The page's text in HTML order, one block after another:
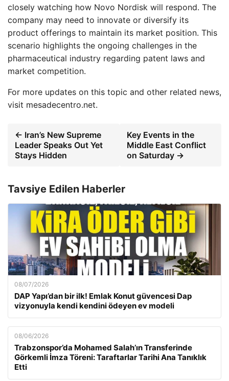
closely watching how Novo Nordisk will respond. The
company may need to innovate or diversify its
product offerings to maintain its market position. This
scenario highlights the ongoing challenges in the
pharmaceutical industry regarding patent laws and
market competition.
For more updates on this topic and other related news,
visit mesadecentro.net.
← Iran’s New Supreme
Leader Speaks Out Yet
Stays Hidden
Key Events in the
Middle East Conflict
on Saturday →
Tavsiye Edilen Haberler
08/07/2026
DAP Yapı’dan bir ilk! Emlak Konut güvencesi Dap
vizyonuyla kendi kendini ödeyen ev modeli
08/06/2026
Trabzonspor’da Mohamed Salah’ın Transferinde
Görkemli İmza Töreni: Taraftarlar Tarihi Ana Tanıklık
Etti